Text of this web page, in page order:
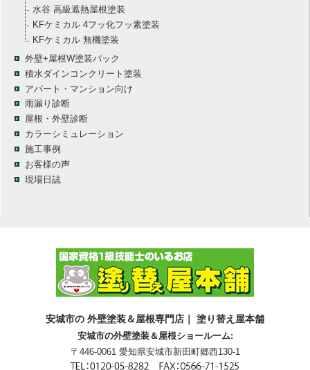
水谷 高級遮熱屋根塗装
KFケミカル 4フッ化フッ素塗装
KFケミカル 無機塗装
外壁+屋根W塗装パック
積水ダインコンクリート塗装
アパート・マンション向け
雨漏り診断
屋根・外壁診断
カラーシミュレーション
施工事例
お客様の声
現場日誌
安城市の 外壁塗装＆屋根専門店｜ 塗り替え屋本舗
安城市の外壁塗装＆屋根ショールーム:
〒446-0061 愛知県安城市新田町郷西130-1